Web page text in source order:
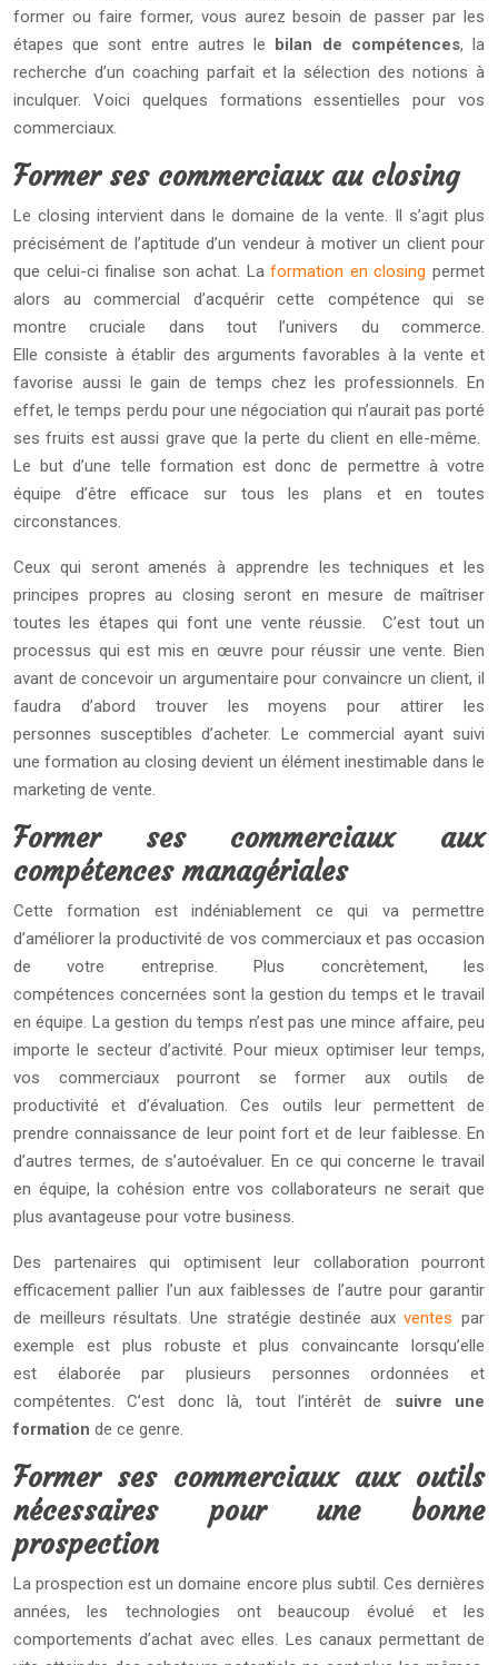
former ou faire former, vous aurez besoin de passer par les
étapes que sont entre autres le bilan de compétences, la
recherche d’un coaching parfait et la sélection des notions à
inculquer. Voici quelques formations essentielles pour vos
commerciaux.
Former ses commerciaux au closing
Le closing intervient dans le domaine de la vente. Il s’agit plus
précisément de l’aptitude d’un vendeur à motiver un client pour
que celui-ci finalise son achat. Laformation en closing permet
alors au commercial d’acquérir cette compétence qui se
montre cruciale dans tout l’univers du commerce.
Elle consiste à établir des arguments favorables à la vente et
favorise aussi le gain de temps chez les professionnels. En
effet, le temps perdu pour une négociation qui n’aurait pas porté
ses fruits est aussi grave que la perte du client en elle-même.
Le but d’une telle formation est donc de permettre à votre
équipe d’être efficace sur tous les plans et en toutes
circonstances.
Ceux qui seront amenés à apprendre les techniques et les
principes propres au closing seront en mesure de maîtriser
toutes les étapes qui font une vente réussie. C’est tout un
processus qui est mis en œuvre pour réussir une vente. Bien
avant de concevoir un argumentaire pour convaincre un client, il
faudra d’abord trouver les moyens pour attirer les
personnes susceptibles d’acheter. Le commercial ayant suivi
une formation au closing devient un élément inestimable dans le
marketing de vente.
Former ses commerciaux aux
compétences managériales
Cette formation est indéniablement ce qui va permettre
d’améliorer la productivité de vos commerciaux et pas occasion
de votre entreprise. Plus concrètement, les
compétences concernées sont la gestion du temps et le travail
en équipe. La gestion du temps n’est pas une mince affaire, peu
importe le secteur d’activité. Pour mieux optimiser leur temps,
vos commerciaux pourront se former aux outils de
productivité et d’évaluation. Ces outils leur permettent de
prendre connaissance de leur point fort et de leur faiblesse. En
d’autres termes, de s’autoévaluer. En ce qui concerne le travail
en équipe, la cohésion entre vos collaborateurs ne serait que
plus avantageuse pour votre business.
Des partenaires qui optimisent leur collaboration pourront
efficacement pallier l’un aux faiblesses de l’autre pour garantir
de meilleurs résultats. Une stratégie destinée auxventes par
exemple est plus robuste et plus convaincante lorsqu’elle
est élaborée par plusieurs personnes ordonnées et
compétentes. C’est donc là, tout l’intérêt de suivre une
formation de ce genre.
Former ses commerciaux aux outils
nécessaires pour une bonne
prospection
La prospection est un domaine encore plus subtil. Ces dernières
années, les technologies ont beaucoup évolué et les
comportements d’achat avec elles. Les canaux permettant de